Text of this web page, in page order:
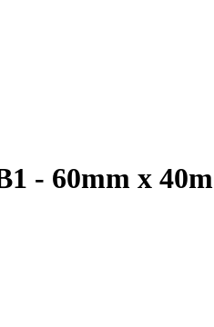
- 60mm x 40m